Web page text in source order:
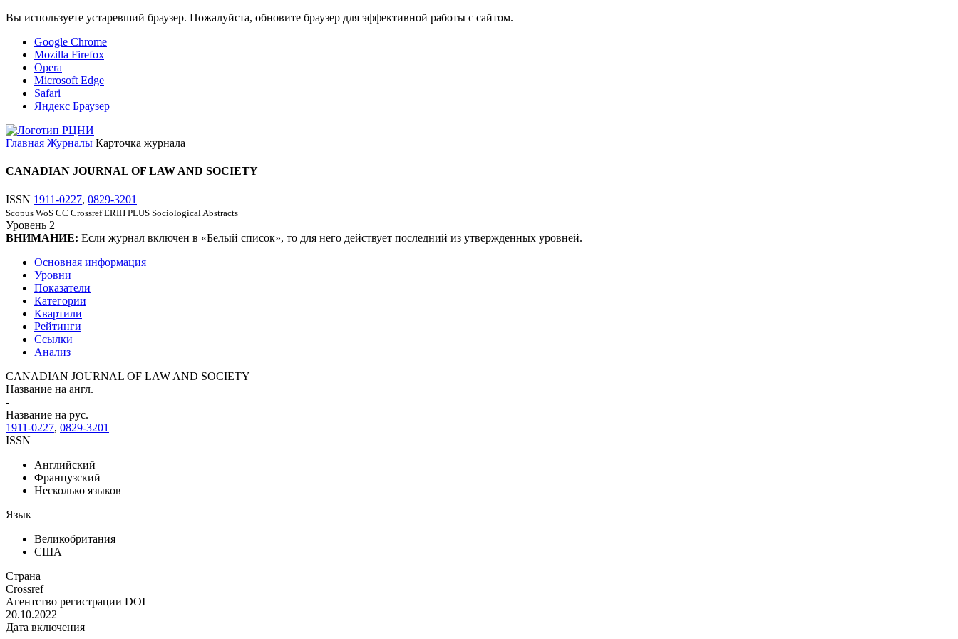
Вы используете устаревший браузер. Пожалуйста, обновите браузер для эффективной работы с сайтом.
Google Chrome
Mozilla Firefox
Opera
Microsoft Edge
Safari
Яндекс Браузер
Главная Журналы Карточка журнала
CANADIAN JOURNAL OF LAW AND SOCIETY
ISSN 1911-0227, 0829-3201
Scopus WoS CC Crossref ERIH PLUS Sociological Abstracts
Уровень 2
ВНИМАНИЕ: Если журнал включен в «Белый список», то для него действует последний из утвержденных уровней.
Основная информация
Уровни
Показатели
Категории
Квартили
Рейтинги
Ссылки
Анализ
CANADIAN JOURNAL OF LAW AND SOCIETY
Название на англ.
-
Название на рус.
1911-0227, 0829-3201
ISSN
Английский
Французский
Несколько языков
Язык
Великобритания
США
Страна
Crossref
Агентство регистрации DOI
20.10.2022
Дата включения